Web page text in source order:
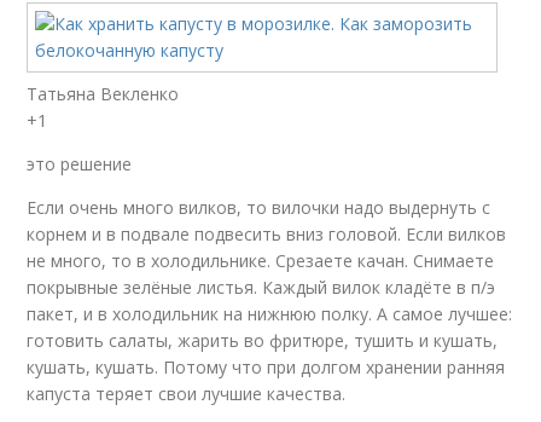
Татьяна Векленко
+1
это решение
Если очень много вилков, то вилочки надо выдернуть с
корнем и в подвале подвесить вниз головой. Если вилков
не много, то в холодильнике. Срезаете качан. Снимаете
покрывные зелёные листья. Каждый вилок кладёте в п/э
пакет, и в холодильник на нижнюю полку. А самое лучшее:
готовить салаты, жарить во фритюре, тушить и кушать,
кушать, кушать. Потому что при долгом хранении ранняя
капуста теряет свои лучшие качества.